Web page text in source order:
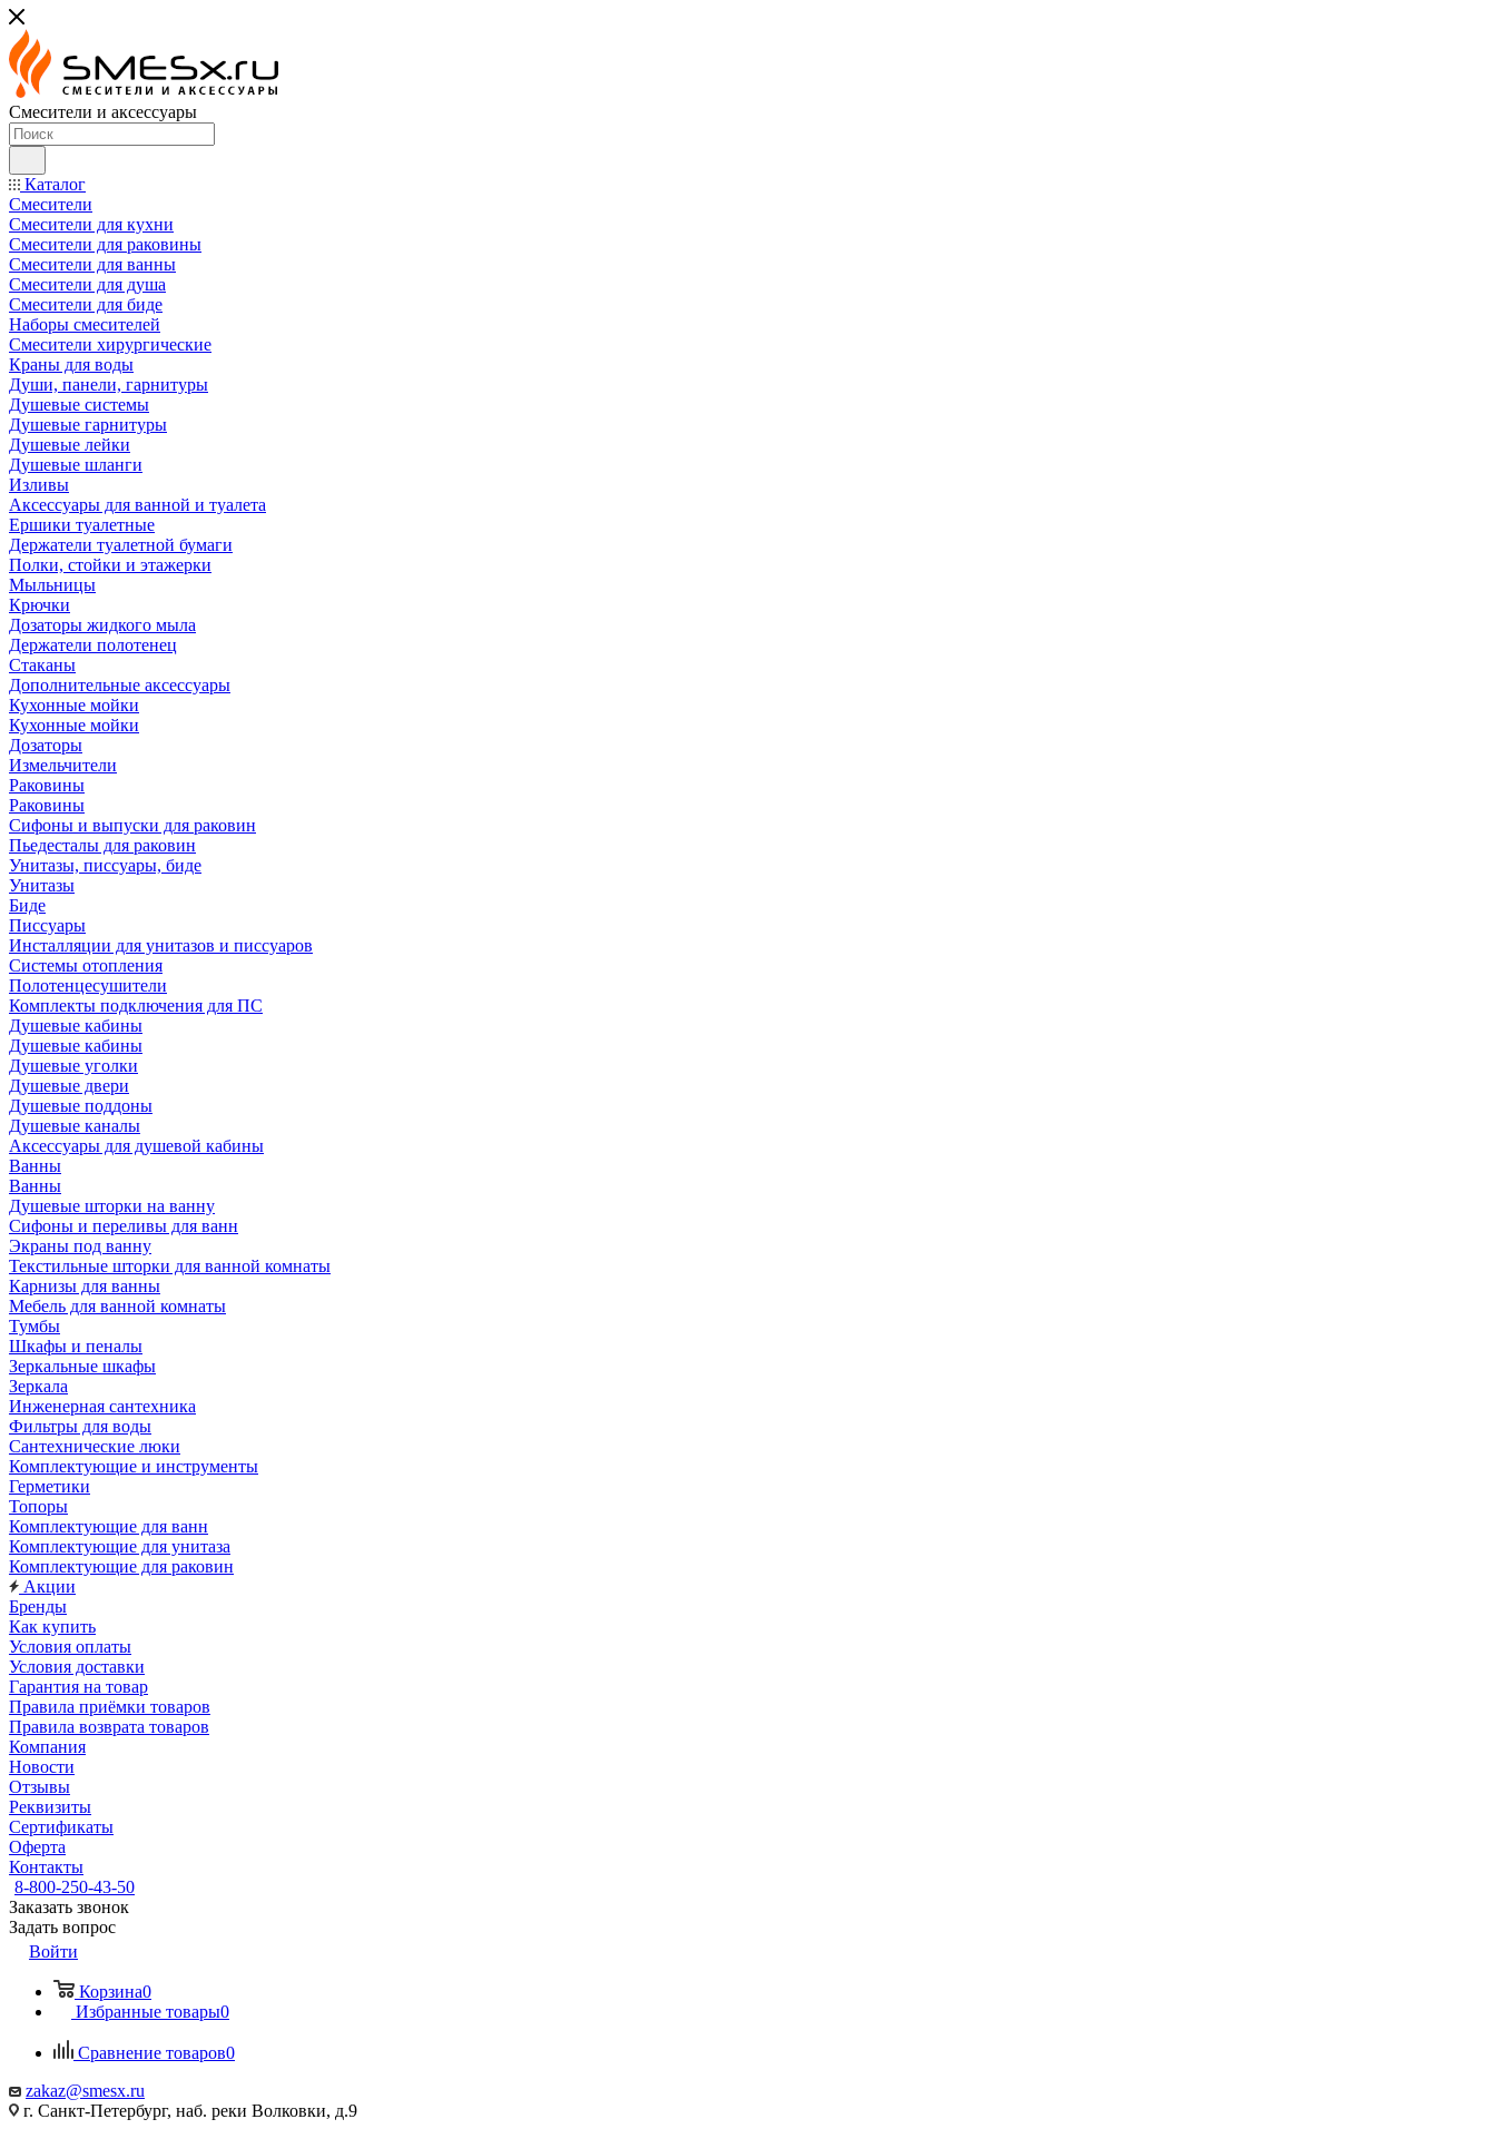
Смесители и аксессуары
Каталог
Смесители
Смесители для кухни
Смесители для раковины
Смесители для ванны
Смесители для душа
Смесители для биде
Наборы смесителей
Смесители хирургические
Краны для воды
Души, панели, гарнитуры
Душевые системы
Душевые гарнитуры
Душевые лейки
Душевые шланги
Изливы
Аксессуары для ванной и туалета
Ершики туалетные
Держатели туалетной бумаги
Полки, стойки и этажерки
Мыльницы
Крючки
Дозаторы жидкого мыла
Держатели полотенец
Стаканы
Дополнительные аксессуары
Кухонные мойки
Кухонные мойки
Дозаторы
Измельчители
Раковины
Раковины
Сифоны и выпуски для раковин
Пьедесталы для раковин
Унитазы, писсуары, биде
Унитазы
Биде
Писсуары
Инсталляции для унитазов и писсуаров
Системы отопления
Полотенцесушители
Комплекты подключения для ПС
Душевые кабины
Душевые кабины
Душевые уголки
Душевые двери
Душевые поддоны
Душевые каналы
Аксессуары для душевой кабины
Ванны
Ванны
Душевые шторки на ванну
Сифоны и переливы для ванн
Экраны под ванну
Текстильные шторки для ванной комнаты
Карнизы для ванны
Мебель для ванной комнаты
Тумбы
Шкафы и пеналы
Зеркальные шкафы
Зеркала
Инженерная сантехника
Фильтры для воды
Сантехнические люки
Комплектующие и инструменты
Герметики
Топоры
Комплектующие для ванн
Комплектующие для унитаза
Комплектующие для раковин
Акции
Бренды
Как купить
Условия оплаты
Условия доставки
Гарантия на товар
Правила приёмки товаров
Правила возврата товаров
Компания
Новости
Отзывы
Реквизиты
Сертификаты
Оферта
Контакты
8-800-250-43-50
Заказать звонок
Задать вопрос
Войти
Корзина0
Избранные товары0
Сравнение товаров0
zakaz@smesx.ru
г. Санкт-Петербург, наб. реки Волковки, д.9